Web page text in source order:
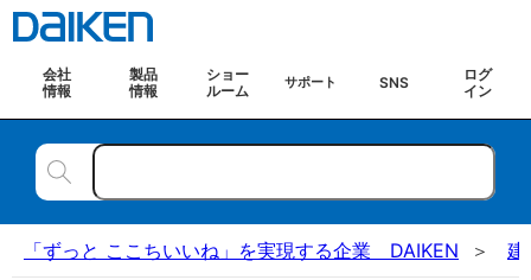
会社
情報
製品
情報
ショー
ルーム
サポート SNS
ログ
イン
「ずっと ここちいいね」を実現する企業 DAIKEN 建